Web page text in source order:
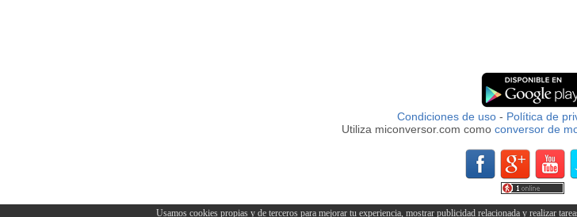
Usamos cookies propias y de terceros para mejorar tu experiencia, mostrar publicidad relacionada y realizar
Condiciones de uso- Política de
Utiliza miconversor.com como conversor de